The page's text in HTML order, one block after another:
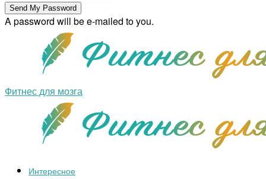
A password will be e-mailed to you.
Фитнес для мозга
Интересное